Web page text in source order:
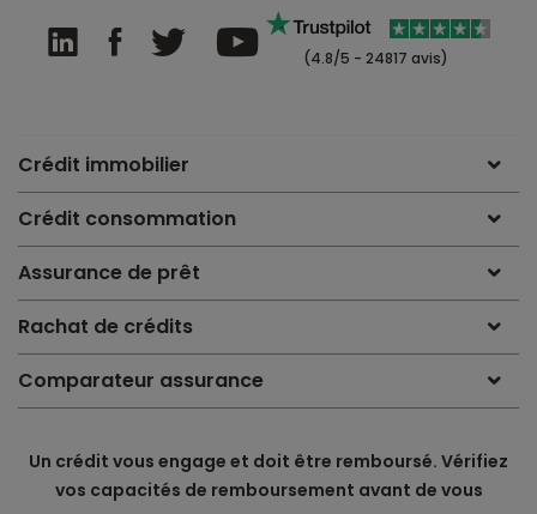
(4.8/5 - 24817 avis)
Crédit immobilier
Crédit consommation
Assurance de prêt
Rachat de crédits
Comparateur assurance
Un crédit vous engage et doit être remboursé. Vérifiez
vos capacités de remboursement avant de vous